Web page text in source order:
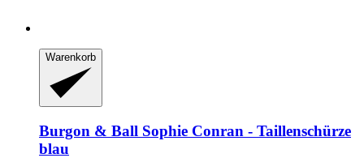
Warenkorb
Burgon & Ball Sophie Conran -​ Taillenschürze
blau